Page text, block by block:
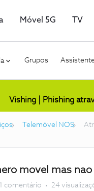
Móvel 5G TV
Grupos
Vishing | Phishing
Telemóvel NOS
movel mas
1 comentário 24